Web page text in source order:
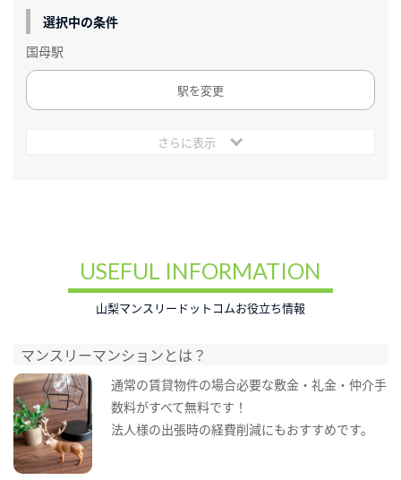
選択中の条件
国母駅
駅を変更
さらに表示
USEFUL INFORMATION
山梨マンスリードットコムお役立ち情報
マンスリーマンションとは？
通常の賃貸物件の場合必要な敷金・礼金・仲介手
数料がすべて無料です！
法人様の出張時の経費削減にもおすすめです。